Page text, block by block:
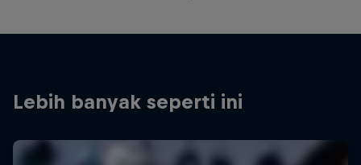
Lebih banyak seperti ini